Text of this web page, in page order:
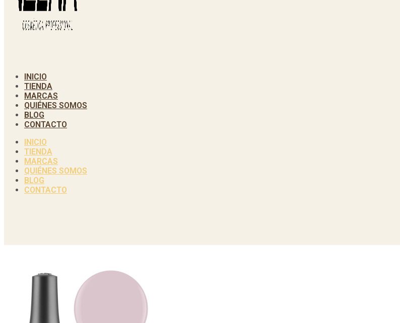
INICIO
TIENDA
MARCAS
QUIÉNES SOMOS
BLOG
CONTACTO
INICIO
TIENDA
MARCAS
QUIÉNES SOMOS
BLOG
CONTACTO